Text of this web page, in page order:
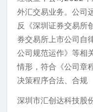
外汇交易业务。公司
反《深圳证券交易所
券交易所上市公司自
公司规范运作》等相
情形，符合《公司章
决策程序合法、合规
深圳市汇创达科技股